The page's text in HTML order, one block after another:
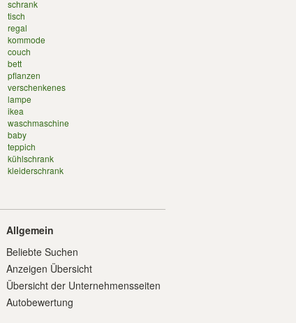
schrank
tisch
regal
kommode
couch
bett
pflanzen
verschenkenes
lampe
ikea
waschmaschine
baby
teppich
kühlschrank
kleiderschrank
Allgemein
Beliebte Suchen
Anzeigen Übersicht
Übersicht der Unternehmensseiten
Autobewertung